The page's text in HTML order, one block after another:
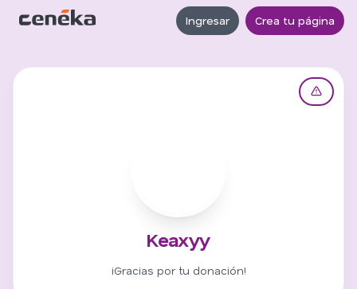
Ingresar Crea tu página
Keaxyy
¡Gracias por tu donación!